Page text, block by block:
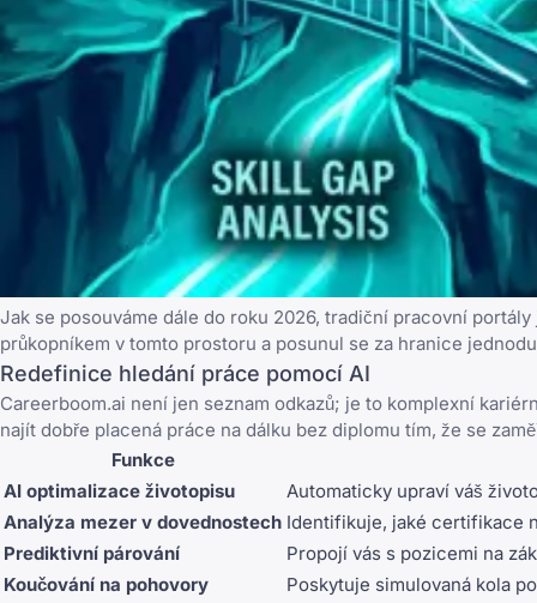
Jak se posouváme dále do roku 2026, tradiční pracovní
průkopníkem v tomto prostoru a posunul se za hranice
Redefinice hledání práce pomocí AI
Careerboom.ai není jen seznam odkazů; je to komplexní
najít dobře placená práce na dálku bez diplomu tím, že se
Funkce
AI optimalizace životopisu
Automaticky upraví váš
Analýza mezer v dovednostech Identifikuje, jaké certifikace
Prediktivní párování
Propojí vás s pozicemi na
Koučování na pohovory
Poskytuje simulovaná kola